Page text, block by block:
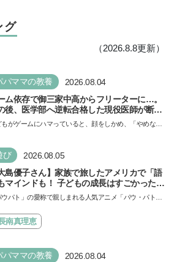
グ
（2026.8.8更新）
パママの教養 2026.08.04
ム依存で御三家中高からフリーターに…。
後、医学部へ逆転合格した現役医師が断言
ームの経験が受験勉強に役立った」そう考
がゲームにハマっていると、顔をしかめ、「やめなさ
び 2026.08.05
島優子さん】家族で旅したアメリカで「語
マインドも！ 子どもの成長はすごかった」
をつとめた映画『パウ・パトロール ザ・ダ
ると子どもに知ってほしい
ウパト」の愛称で親しまれる人気アニメ「パウ・パトロ
南真理恵
パママの教養 2026.08.04